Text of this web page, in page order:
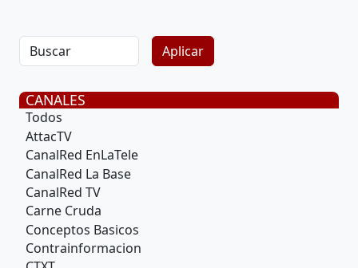
CANALES
Todos
AttacTV
CanalRed EnLaTele
CanalRed La Base
CanalRed TV
Carne Cruda
Conceptos Basicos
Contrainformacion